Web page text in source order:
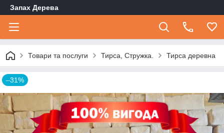
Запах Дерева
Товари та послуги Тирса, Стружка. Тирса деревна
–31%